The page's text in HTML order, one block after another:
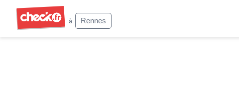
à
Rennes